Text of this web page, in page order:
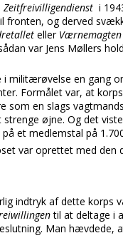
Zeitfreivilligendienst i
fronten, og derved
eller
var Jens Møllers
militærøvelse en gang
Formålet var, at
som en slags
øjne. Og det
et medlemstal på
var oprettet med den
indtryk af dette korps
til at deltage i
Man